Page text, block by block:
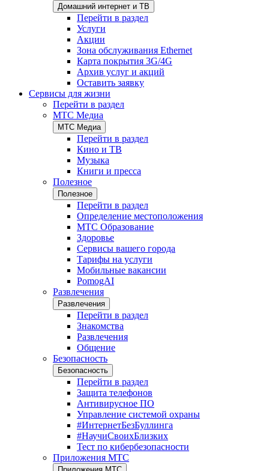
Домашний интернет и ТВ
Перейти в раздел
Услуги
Акции
Зона обслуживания Ethernet
Карта покрытия 3G/4G
Архив услуг и акций
Оставить заявку
Сервисы для жизни
Перейти в раздел
МТС Медиа
МТС Медиа
Перейти в раздел
Кино и ТВ
Музыка
Книги и пресса
Полезное
Полезное
Перейти в раздел
Определение местоположения
МТС Образование
Здоровье
Сервисы вашего города
Тарифы на услуги
Мобильные вакансии
PomogAI
Развлечения
Развлечения
Перейти в раздел
Знакомства
Развлечения
Общение
Безопасность
Безопасность
Перейти в раздел
Защита телефонов
Антивирусное ПО
Управление системой охраны
#ИнтернетБезБуллинга
#НаучиСвоихБлизких
Тест по кибербезопасности
Приложения МТС